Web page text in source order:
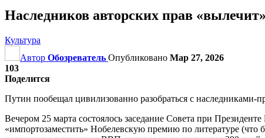
Наследников авторских прав
Культура
Автор Обозреватель Опубликовано Мар 27, 2026
103
Поделится
Путин пообещал цивилизованно разобраться с наследниками-
Вечером 25 марта состоялось заседание Совета при
«импортозаместить» Нобелевскую премию по литературе